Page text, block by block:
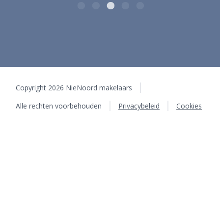
Copyright 2026 NieNoord makelaars
Alle rechten voorbehouden
Privacybeleid Cookies